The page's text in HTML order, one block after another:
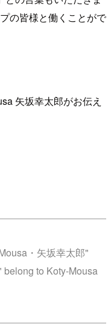
の皆様と働くことがで
矢坂幸太郎がお伝え
・矢坂幸太郎"
belong to Koty-Mousa